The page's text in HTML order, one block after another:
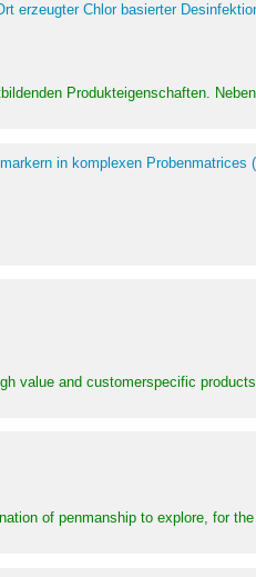
erzeugter Chlor basierter
Produkteigenschaften.
in komplexen Probenmatrices
value and customerspecific
of penmanship to explore, for